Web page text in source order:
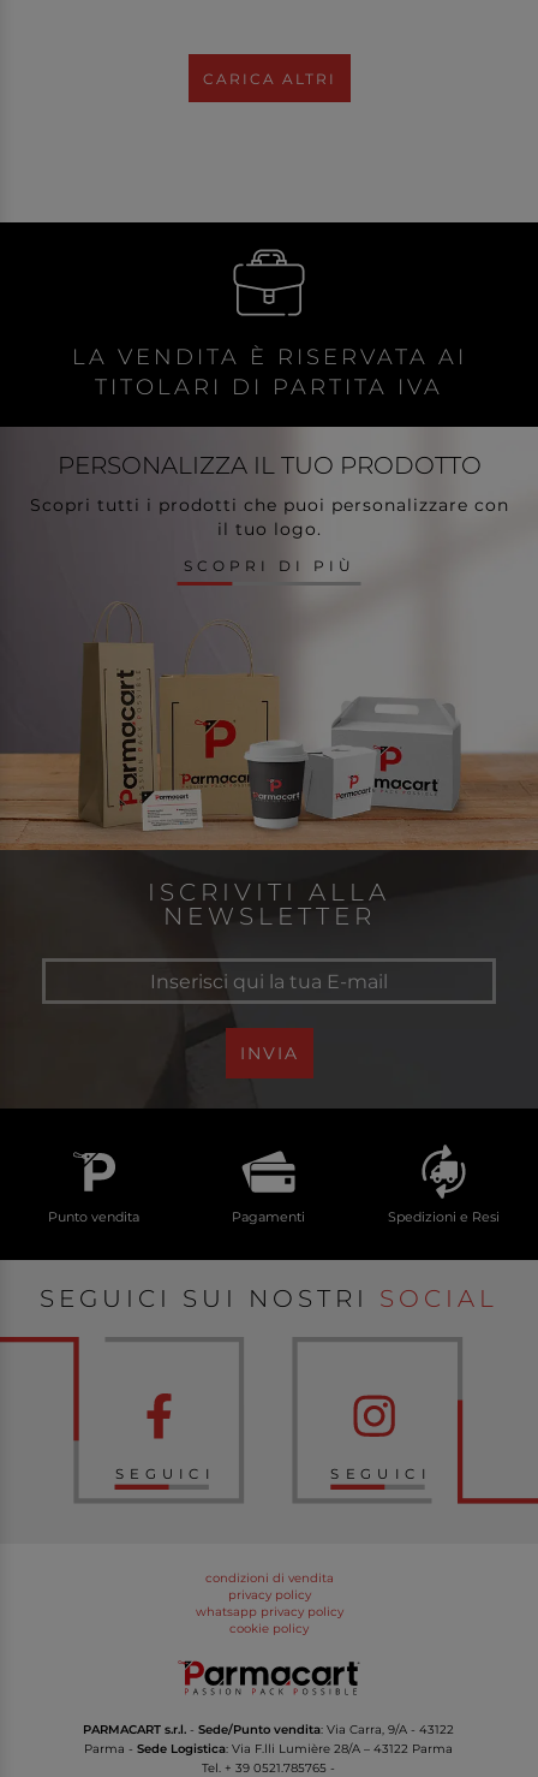
CARICA ALTRI
LA VENDITA È RISERVATA AI
TITOLARI DI PARTITA IVA
PERSONALIZZA IL TUO PRODOTTO
Scopri tutti i prodotti che puoi personalizzare con
il tuo logo.
SCOPRI DI PIÙ
ISCRIVITI ALLA
NEWSLETTER
INVIA
Punto vendita Pagamenti Spedizioni e Resi
SEGUICI SUI NOSTRI SOCIAL
SEGUICI SEGUICI
condizioni di vendita
privacy policy
whatsapp privacy policy
cookie policy
PARMACART s.r.l. -Sede/Punto vendita: Via Carra, 9/A - 43122
Parma -Sede Logistica: Via F.lli Lumière 28/A – 43122 Parma
Tel. + 39 0521.785765 -